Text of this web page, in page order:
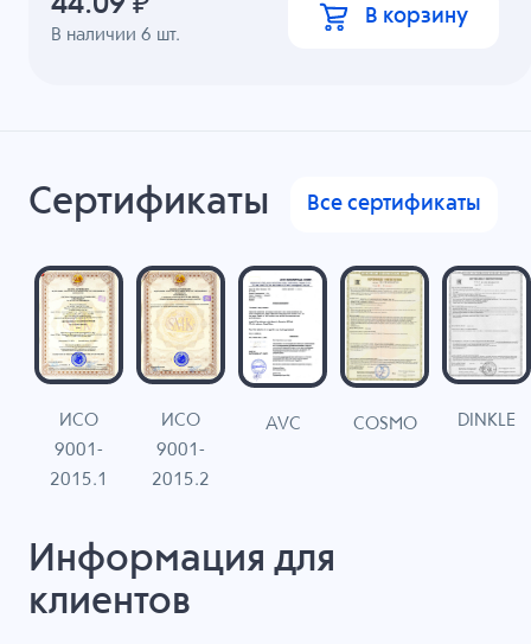
В наличии6 шт.
В корзину
Сертификаты Все сертификаты
ИСО
9001-
2015.1
ИСО
9001-
2015.2
AVC COSMO DINKLE
Информация для
клиентов